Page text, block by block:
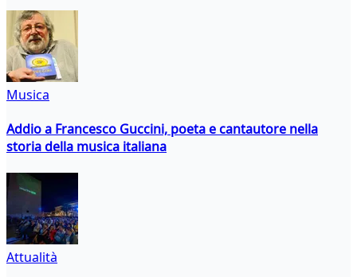
Musica
Addio a Francesco Guccini, poeta e cantautore nella
storia della musica italiana
Attualità